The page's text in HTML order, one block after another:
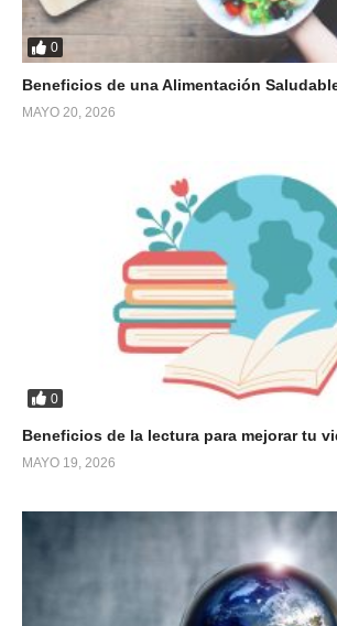
0
Beneficios de una Alimentación
MAYO 20, 2026
0
Beneficios de la lectura para mejorar tu
MAYO 19, 2026